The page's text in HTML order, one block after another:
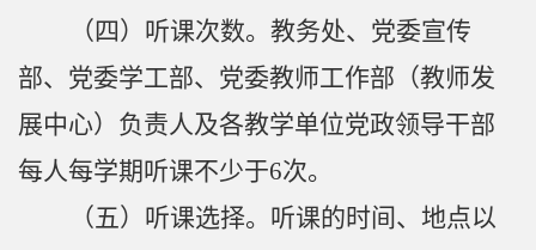
（四）听课次数。教务处、党委宣传
部、党委学工部、党委教师工作部（教师发
展中心）负责人及各教学单位党政领导干部
每人每学期听课不少于6次。
（五）听课选择。听课的时间、地点以